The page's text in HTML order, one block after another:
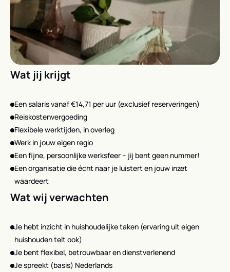
Wat jij krijgt
Een salaris vanaf €14,71 per uur (exclusief reserveringen)
Reiskostenvergoeding
Flexibele werktijden, in overleg
Werk in jouw eigen regio
Een fijne, persoonlijke werksfeer – jij bent geen nummer!
Een organisatie die écht naar je luistert en jouw inzet
waardeert
Wat wij verwachten
Je hebt inzicht in huishoudelijke taken (ervaring uit eigen
huishouden telt ook)
Je bent flexibel, betrouwbaar en dienstverlenend
Je spreekt (basis) Nederlands